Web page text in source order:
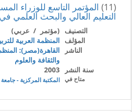
(11) المؤتمر التاسع للوزراء
التعليم العالي والبحث العلمي
التصنيف
(مؤتمر / عربي)
المؤلف المنظمة العربية
الناشر
القاهرة(مصر):
والثقافة والعلوم
سنة النشر
2003
متاح في المكتبة المركزية -